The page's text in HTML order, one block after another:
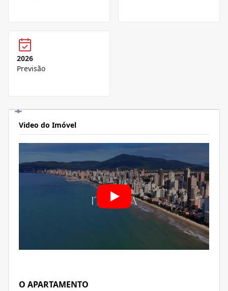
2026
Previsão
Video do Imóvel
O APARTAMENTO